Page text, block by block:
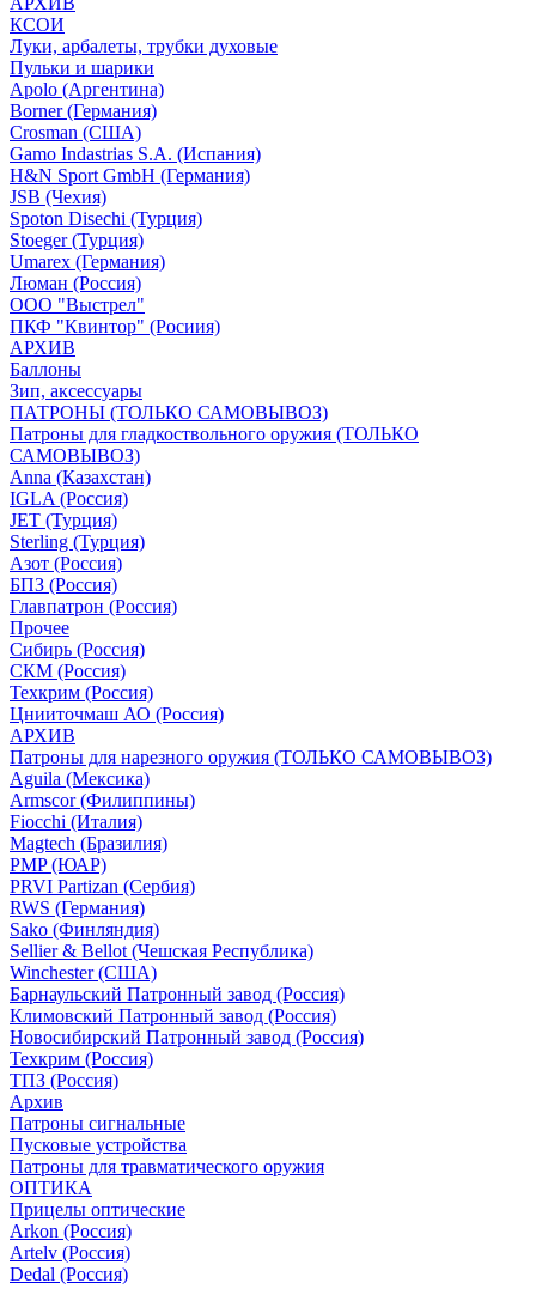
КСОИ
Луки, арбалеты, трубки духовые
Пульки и шарики
Apolo (Аргентина)
Borner (Германия)
Crosman (США)
Gamo Indastrias S.A. (Испания)
H&N Sport GmbH (Германия)
JSB (Чехия)
Spoton Disechi (Турция)
Stoeger (Турция)
Umarex (Германия)
Люман (Россия)
ООО "Выстрел"
ПКФ "Квинтор" (Росиия)
АРХИВ
Баллоны
Зип, аксессуары
ПАТРОНЫ (ТОЛЬКО САМОВЫВОЗ)
Патроны для гладкоствольного оружия (ТОЛЬКО
САМОВЫВОЗ)
Anna (Казахстан)
IGLA (Россия)
JET (Турция)
Sterling (Турция)
Азот (Россия)
БПЗ (Россия)
Главпатрон (Россия)
Прочее
Сибирь (Россия)
СКМ (Россия)
Техкрим (Россия)
Цнииточмаш АО (Россия)
АРХИВ
Патроны для нарезного оружия (ТОЛЬКО САМОВЫВОЗ)
Aguila (Мексика)
Armscor (Филиппины)
Fiocchi (Италия)
Magtech (Бразилия)
PMP (ЮАР)
PRVI Partizan (Сербия)
RWS (Германия)
Sako (Финляндия)
Sellier & Bellot (Чешская Республика)
Winchester (США)
Барнаульский Патронный завод (Россия)
Климовский Патронный завод (Россия)
Новосибирский Патронный завод (Россия)
Техкрим (Россия)
ТПЗ (Россия)
Архив
Патроны сигнальные
Пусковые устройства
Патроны для травматического оружия
ОПТИКА
Прицелы оптические
Arkon (Россия)
Artelv (Россия)
Dedal (Россия)